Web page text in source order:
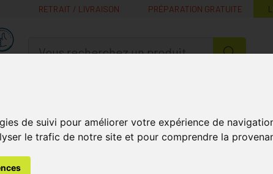
de suivi pour améliorer votre expérience de
le trafic de notre site et pour comprendre la
RETRAIT / LIVRAISON PRÉPARATION GRATUITE
MaPharmacie.be ma santé, mes conseils, mes prix